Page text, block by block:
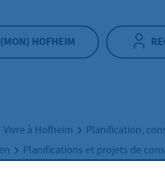
(MON) HOFHEIM
Vivre à Hofheim
Planification,
Planifications et projets de